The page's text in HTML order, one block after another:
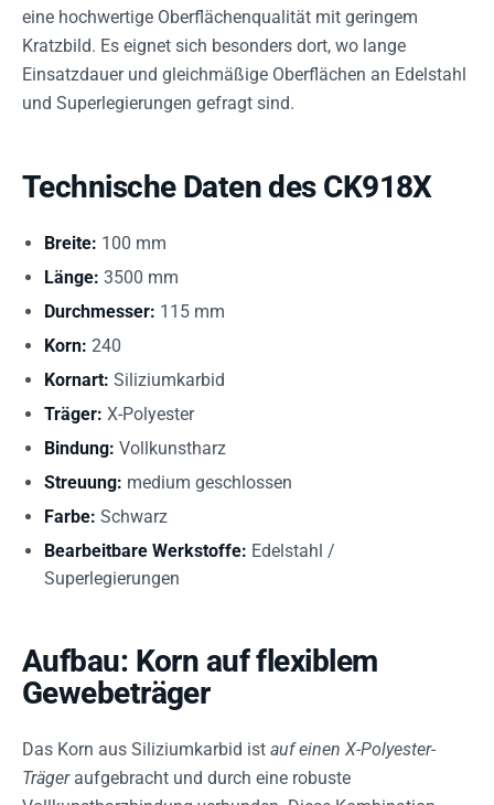
eine hochwertige Oberflächenqualität mit geringem
Kratzbild. Es eignet sich besonders dort, wo lange
Einsatzdauer und gleichmäßige Oberflächen an Edelstahl
und Superlegierungen gefragt sind.
Technische Daten des CK918X
Breite: 100 mm
Länge: 3500 mm
Durchmesser: 115 mm
Korn: 240
Kornart: Siliziumkarbid
Träger: X-Polyester
Bindung: Vollkunstharz
Streuung: medium geschlossen
Farbe: Schwarz
Bearbeitbare Werkstoffe: Edelstahl /
Superlegierungen
Aufbau: Korn auf flexiblem
Gewebeträger
Das Korn aus Siliziumkarbid ist auf einen X-Polyester-
Trägeraufgebracht und durch eine robuste